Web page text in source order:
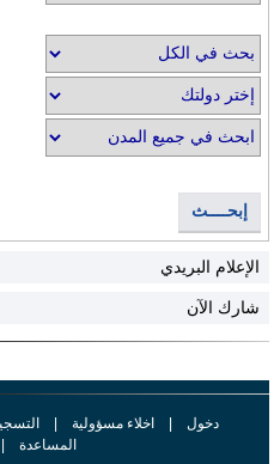
إبحــــث
الإعلام البريدي
شارك الآن
دخول | اخلاء مسؤولية |
المساعدة
|